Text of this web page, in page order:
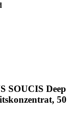
SOUCIS Deep
50